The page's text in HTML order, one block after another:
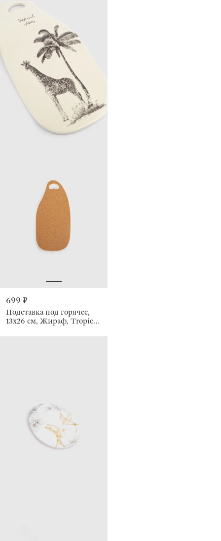
699 ₽
Подставка под горячее,
13x26 см, Жираф, Tropical